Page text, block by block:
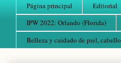
Página principal Editorial
IPW 2022: Orlando (Florida)
Belleza y cuidado de piel,